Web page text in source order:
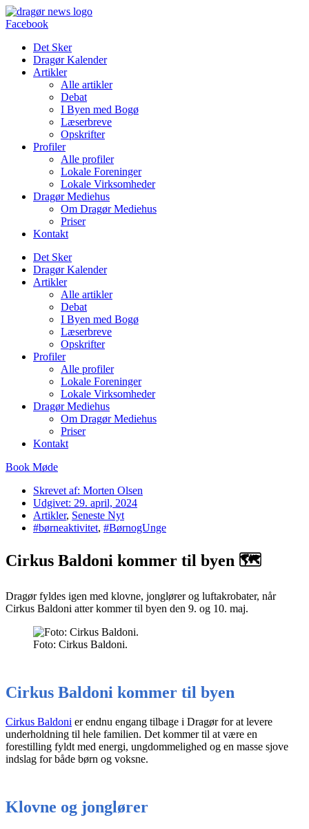
Videre
til
Facebook
Det Sker
Dragør Kalender
Artikler
Alle artikler
Debat
I Byen med Bogø
Læserbreve
Opskrifter
Profiler
Alle profiler
Lokale Foreninger
Lokale Virksomheder
Dragør Mediehus
Om Dragør Mediehus
Priser
Kontakt
Det Sker
Dragør Kalender
Artikler
Alle artikler
Debat
I Byen med Bogø
Læserbreve
Opskrifter
Profiler
Alle profiler
Lokale Foreninger
Lokale Virksomheder
Dragør Mediehus
Om Dragør Mediehus
Priser
Kontakt
Book Møde
Skrevet af: Morten Olsen
Udgivet: 29. april, 2024
Artikler, Seneste Nyt
#børneaktivitet, #BørnogUnge
Cirkus Baldoni kommer til byen 🗺
Dragør fyldes igen med klovne, jonglører og luftakrobater, når
Cirkus Baldoni atter kommer til byen den 9. og 10. maj.
Foto: Cirkus Baldoni.
Cirkus Baldoni kommer til byen
Cirkus Baldoni er endnu engang tilbage i Dragør for at levere
underholdning til hele familien. Det kommer til at være en
forestilling fyldt med energi, ungdommelighed og en masse sjove
indslag for både børn og voksne.
Klovne og jonglører